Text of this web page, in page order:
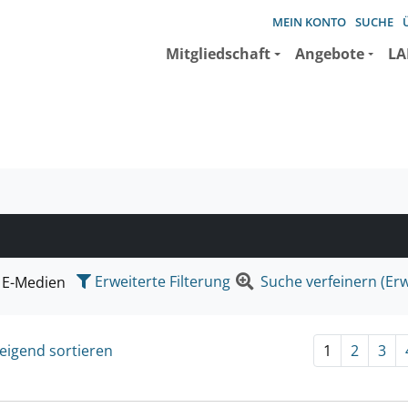
MEIN KONTO SUCHE
Mitgliedschaft Angebote
suchen wollen.
E-Medien Erweiterte Filterung Suche verfeinern
sortieren 1 2 3